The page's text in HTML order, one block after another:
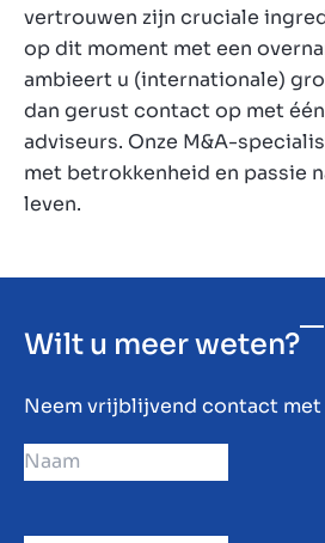
vertrouwen zijn cruciale
op dit moment met een
ambieert u (internationale)
dan gerust contact op met één
adviseurs. Onze M&A-
met betrokkenheid en passie
leven.
Wilt u meer weten?
Neem vrijblijvend contact met